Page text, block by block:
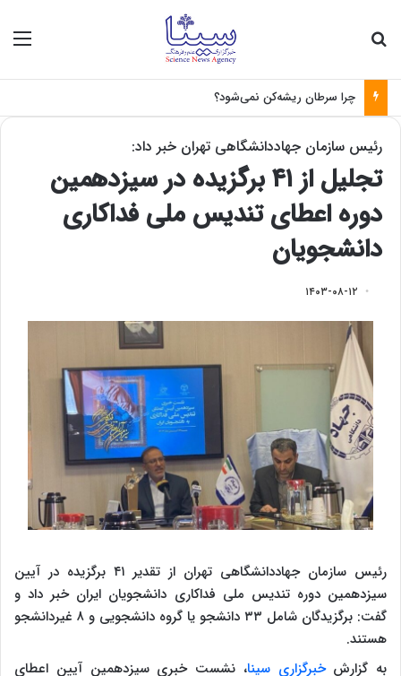
چرا سرطان ریشه‌کن نمی‌شود؟
رئیس سازمان جهاددانشگاهی تهران خبر داد:
تجلیل از ۴۱ برگزیده در سیزدهمین
دوره اعطای تندیس ملی فداکاری
دانشجویان
۱۴۰۳-۰۸-۱۲
رئیس سازمان جهاددانشگاهی تهران از تقدیر ۴۱ برگزیده در آیین
سیزدهمین دوره تندیس ملی فداکاری دانشجویان ایران خبر داد و
گفت: برگزیدگان شامل ۳۳ دانشجو یا گروه دانشجویی و ۸ غیردانشجو
هستند.
به گزارش خبرگزاری سینا، نشست خبری سیزدهمین آیین اعطای